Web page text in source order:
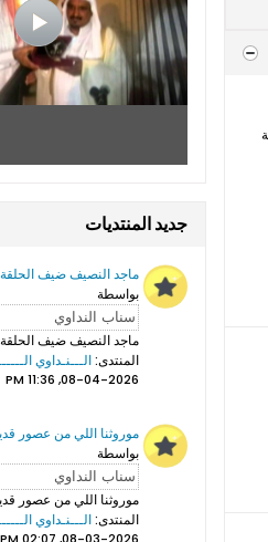
جديد المنتديات
بواسطة
المنتدى:الـــنـداوي
08-04-2026, 11:36 PM
موروثنا اللي من عصور
بواسطة
موروثنا اللي من عصور
المنتدى:الـــنـداوي